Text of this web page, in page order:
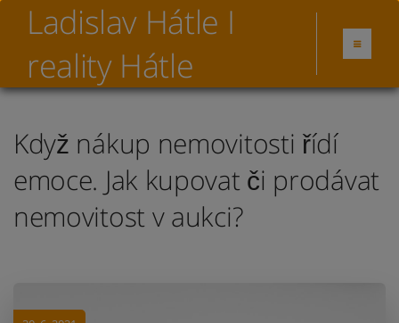
Ladislav Hátle I
reality Hátle
Když nákup nemovitosti řídí
emoce. Jak kupovat či prodávat
nemovitost v aukci?